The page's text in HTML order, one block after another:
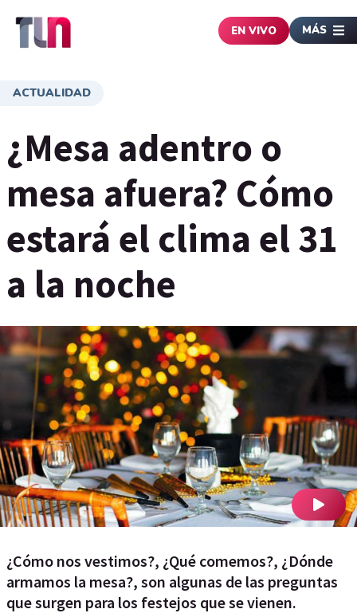
EN VIVO MÁS
ACTUALIDAD
¿Mesa adentro o
mesa afuera? Cómo
estará el clima el 31
a la noche
¿Cómo nos vestimos?, ¿Qué comemos?, ¿Dónde
armamos la mesa?, son algunas de las preguntas
que surgen para los festejos que se vienen.